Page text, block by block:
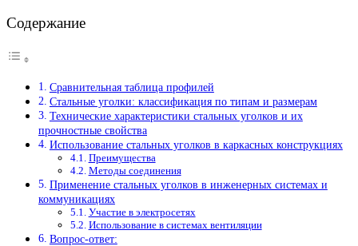
Содержание
Сравнительная таблица профилей
Стальные уголки: классификация по типам и размерам
Технические характеристики стальных уголков и их
прочностные свойства
Использование стальных уголков в каркасных конструкциях
Преимущества
Методы соединения
Применение стальных уголков в инженерных системах и
коммуникациях
Участие в электросетях
Использование в системах вентиляции
Вопрос-ответ: